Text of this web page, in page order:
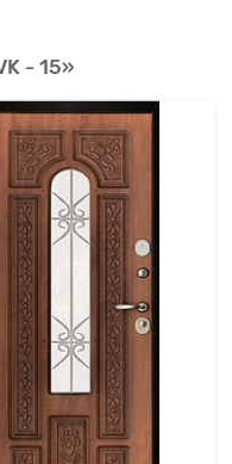
- 15»